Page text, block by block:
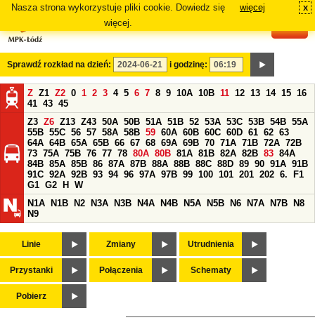
Nasza strona wykorzystuje pliki cookie. Dowiedz się
więcej.
więcej x
Sprawdź rozkład na dzień: i godzinę:
Z Z1 Z2 0 1 2 3 4 5 6 7 8 9 10A 10B 11 12 13 14 15 16
41 43 45
Z3 Z6 Z13 Z43 50A 50B 51A 51B 52 53A 53C 53B 54B 55A
55B 55C 56 57 58A 58B 59 60A 60B 60C 60D 61 62 63
64A 64B 65A 65B 66 67 68 69A 69B 70 71A 71B 72A 72B
73 75A 75B 76 77 78 80A 80B 81A 81B 82A 82B 83 84A
84B 85A 85B 86 87A 87B 88A 88B 88C 88D 89 90 91A 91B
91C 92A 92B 93 94 96 97A 97B 99 100 101 201 202 6.
F1
G1 G2 H
W
N1A
N1B N2 N3A N3B N4A N4B N5A N5B N6 N7A N7B
N8
N9
Linie Zmiany Utrudnienia
Przystanki Połączenia Schematy
Pobierz